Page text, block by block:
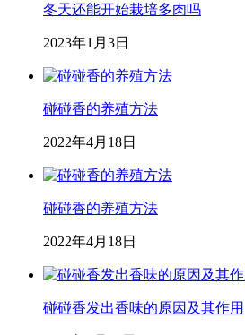
冬天还能开始栽培多肉吗
2023年1月3日
碰碰香的养殖方法
2022年4月18日
碰碰香的养殖方法
2022年4月18日
碰碰香发出香味的原因及其作用